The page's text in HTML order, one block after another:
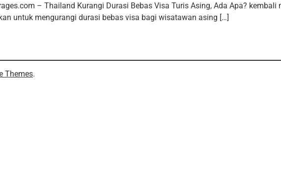
– Thailand Kurangi Durasi Bebas Visa Turis Asing, Ada Apa?
untuk mengurangi durasi bebas visa bagi wisatawan asing […]
Themes.